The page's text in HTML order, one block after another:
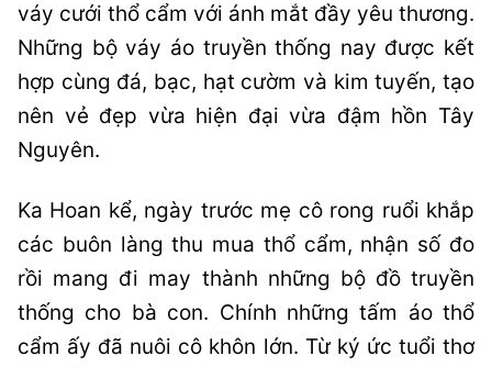
váy cưới thổ cẩm với ánh mắt đầy yêu thương.
Những bộ váy áo truyền thống nay được kết
hợp cùng đá, bạc, hạt cườm và kim tuyến, tạo
nên vẻ đẹp vừa hiện đại vừa đậm hồn Tây
Nguyên.
Ka Hoan kể, ngày trước mẹ cô rong ruổi khắp
các buôn làng thu mua thổ cẩm, nhận số đo
rồi mang đi may thành những bộ đồ truyền
thống cho bà con. Chính những tấm áo thổ
cẩm ấy đã nuôi cô khôn lớn. Từ ký ức tuổi thơ